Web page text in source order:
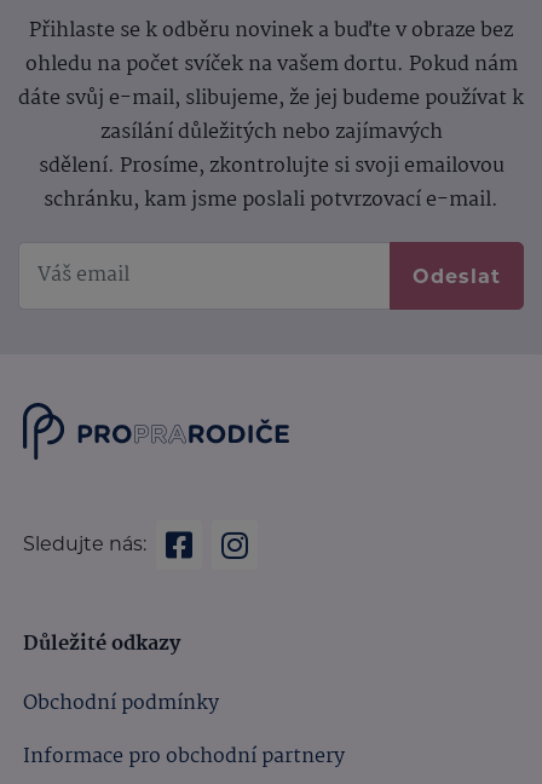
Přihlaste se k odběru novinek a buďte v obraze bez
ohledu na počet svíček na vašem dortu. Pokud nám
dáte svůj e-mail, slibujeme, že jej budeme používat k
zasílání důležitých nebo zajímavých
sdělení. Prosíme, zkontrolujte si svoji emailovou
schránku, kam jsme poslali potvrzovací e-mail.
Odeslat
Sledujte nás:
Důležité odkazy
Obchodní podmínky
Informace pro obchodní partnery